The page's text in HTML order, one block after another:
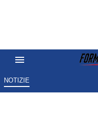
NOTIZIE